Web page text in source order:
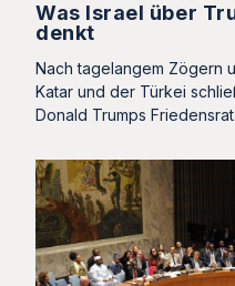
Was Israel über
denkt
Nach tagelangem Zögern
Katar und der Türkei
Donald Trumps